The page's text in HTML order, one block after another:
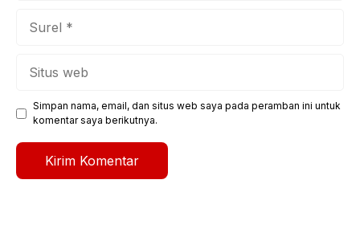
Simpan nama, email, dan situs web saya pada peramban ini untuk
komentar saya berikutnya.